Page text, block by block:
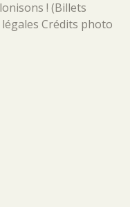
! (Billets
Crédits photo